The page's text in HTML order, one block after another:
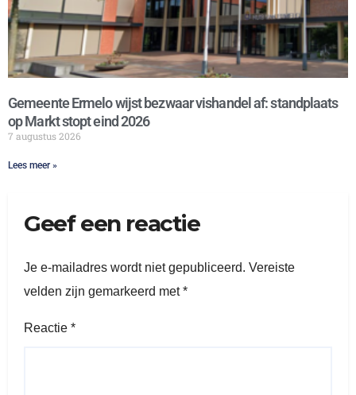
Gemeente Ermelo wijst bezwaar vishandel af: standplaats
op Markt stopt eind 2026
7 augustus 2026
Lees meer »
Geef een reactie
Je e-mailadres wordt niet gepubliceerd. Vereiste
velden zijn gemarkeerd met*
Reactie *